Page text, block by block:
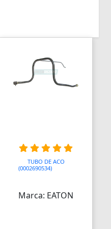
TUBO DE ACO
(0002690534)
Marca: EATON